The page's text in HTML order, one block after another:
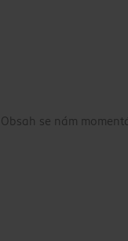
Obsah se nám